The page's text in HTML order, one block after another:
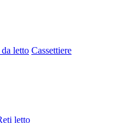
letto Cassettiere
letto